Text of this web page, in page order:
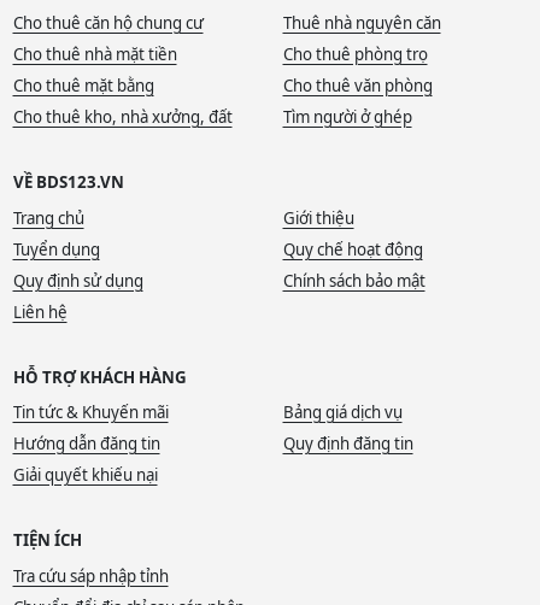
Cho thuê căn hộ chung cư
Thuê nhà nguyên căn
Cho thuê nhà mặt tiền
Cho thuê phòng trọ
Cho thuê mặt bằng
Cho thuê văn phòng
Cho thuê kho, nhà xưởng, đất
Tìm người ở ghép
VỀ BDS123.VN
Trang chủ
Giới thiệu
Tuyển dụng
Quy chế hoạt động
Quy định sử dụng
Chính sách bảo mật
Liên hệ
HỖ TRỢ KHÁCH HÀNG
Tin tức & Khuyến mãi
Bảng giá dịch vụ
Hướng dẫn đăng tin
Quy định đăng tin
Giải quyết khiếu nại
TIỆN ÍCH
Tra cứu sáp nhập tỉnh